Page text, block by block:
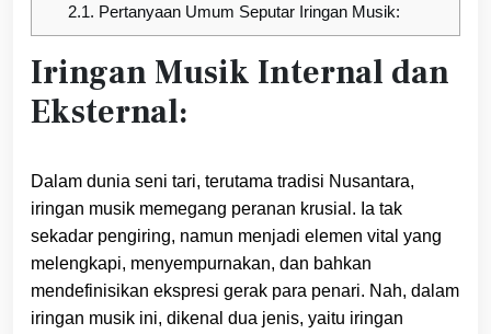
2.1. Pertanyaan Umum Seputar Iringan Musik:
Iringan Musik Internal dan
Eksternal:
Dalam dunia seni tari, terutama tradisi Nusantara,
iringan musik memegang peranan krusial. Ia tak
sekadar pengiring, namun menjadi elemen vital yang
melengkapi, menyempurnakan, dan bahkan
mendefinisikan ekspresi gerak para penari. Nah, dalam
iringan musik ini, dikenal dua jenis, yaitu iringan